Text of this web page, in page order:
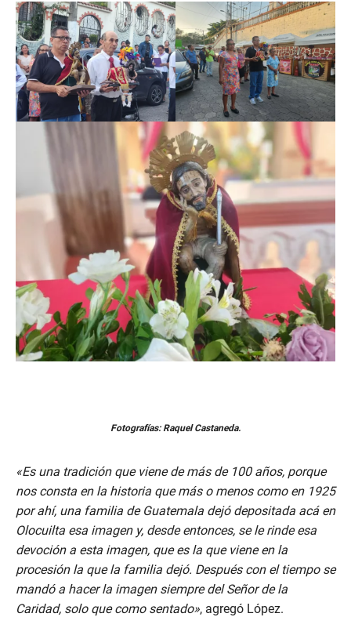
Fotografías: Raquel Castaneda.
«Es una tradición que viene de más de 100 años, porque
nos consta en la historia que más o menos como en 1925
por ahí, una familia de Guatemala dejó depositada acá en
Olocuilta esa imagen y, desde entonces, se le rinde esa
devoción a esta imagen, que es la que viene en la
procesión la que la familia dejó. Después con el tiempo se
mandó a hacer la imagen siempre del Señor de la
Caridad, solo que como sentado», agregó López.